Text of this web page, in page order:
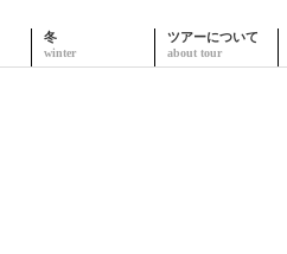
冬 ツアーについて